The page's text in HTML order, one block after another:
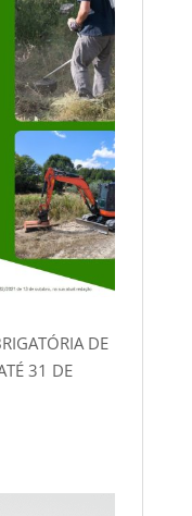
DE
31 DE